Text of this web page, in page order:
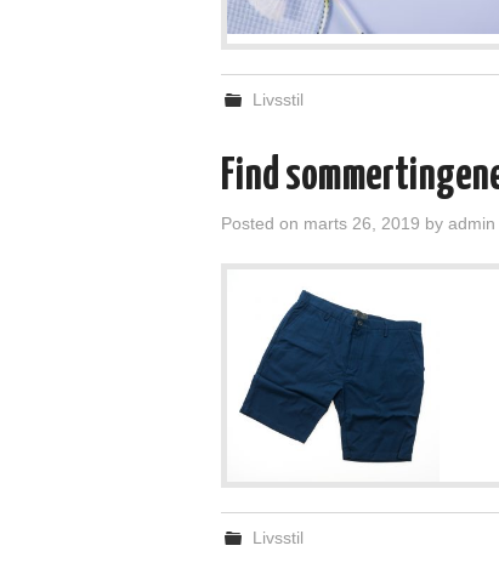
Livsstil
Find
Posted on marts 26, 2019 by admin
Livsstil